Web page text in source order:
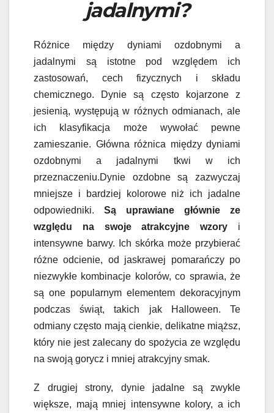
jadalnymi?
Różnice między dyniami ozdobnymi a
jadalnymi są istotne pod względem ich
zastosowań, cech fizycznych i składu
chemicznego. Dynie są często kojarzone z
jesienią, występują w różnych odmianach, ale
ich klasyfikacja może wywołać pewne
zamieszanie. Główna różnica między dyniami
ozdobnymi a jadalnymi tkwi w ich
przeznaczeniu.Dynie ozdobne są zazwyczaj
mniejsze i bardziej kolorowe niż ich jadalne
odpowiedniki. Są uprawiane głównie ze
względu na swoje atrakcyjne wzory i
intensywne barwy. Ich skórka może przybierać
różne odcienie, od jaskrawej pomarańczy po
niezwykłe kombinacje kolorów, co sprawia, że
są one popularnym elementem dekoracyjnym
podczas świąt, takich jak Halloween. Te
odmiany często mają cienkie, delikatne miąższ,
który nie jest zalecany do spożycia ze względu
na swoją gorycz i mniej atrakcyjny smak.
Z drugiej strony, dynie jadalne są zwykle
większe, mają mniej intensywne kolory, a ich